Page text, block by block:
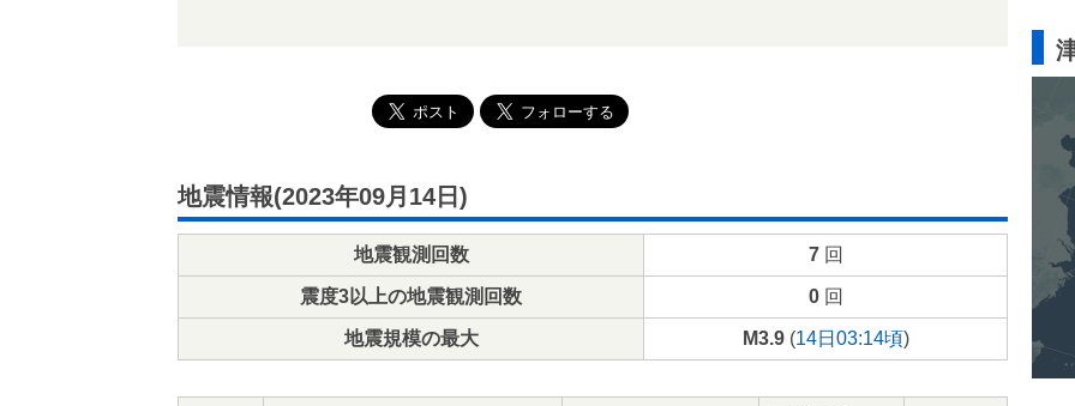
地震情報(2023年09月14日)
地震観測回数 7回
震度3以上の地震観測回数 0回
地震規模の最大 M3.9(14日03:14頃)